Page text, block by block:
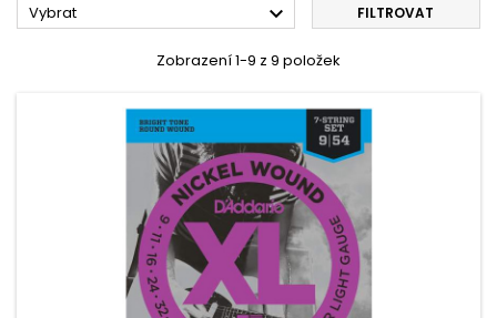
Vybrat  FILTROVAT
Zobrazení 1-9 z 9 položek